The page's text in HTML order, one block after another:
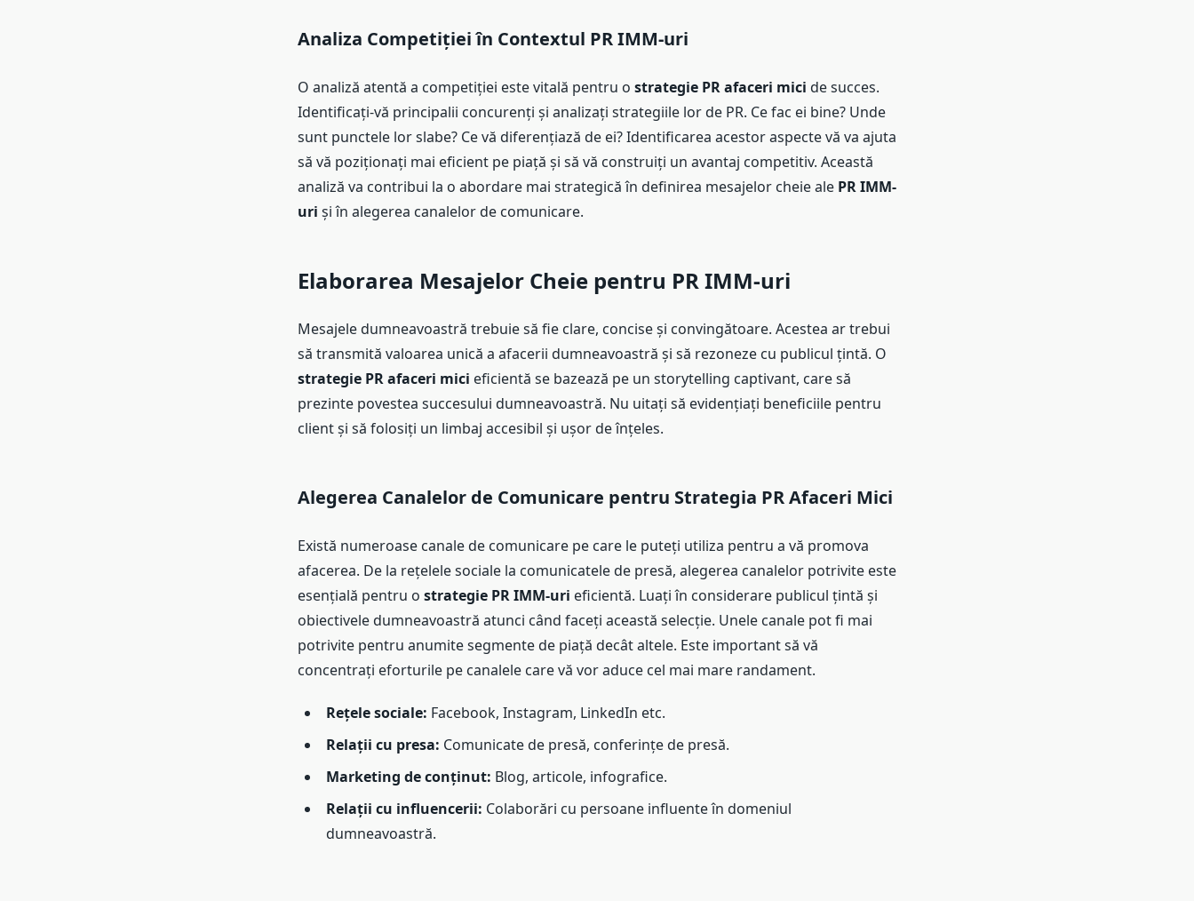
Analiza Competiției în Contextul PR IMM-uri
O analiză atentă a competiției este vitală pentru o strategie PR afaceri mici de succes.
Identificați-vă principalii concurenți și analizați strategiile lor de PR. Ce fac ei bine? Unde
sunt punctele lor slabe? Ce vă diferențiază de ei? Identificarea acestor aspecte vă va ajuta
să vă poziționați mai eficient pe piață și să vă construiți un avantaj competitiv. Această
analiză va contribui la o abordare mai strategică în definirea mesajelor cheie ale PR IMM-
uri și în alegerea canalelor de comunicare.
Elaborarea Mesajelor Cheie pentru PR IMM-uri
Mesajele dumneavoastră trebuie să fie clare, concise și convingătoare. Acestea ar trebui
să transmită valoarea unică a afacerii dumneavoastră și să rezoneze cu publicul țintă. O
strategie PR afaceri mici eficientă se bazează pe un storytelling captivant, care să
prezinte povestea succesului dumneavoastră. Nu uitați să evidențiați beneficiile pentru
client și să folosiți un limbaj accesibil și ușor de înțeles.
Alegerea Canalelor de Comunicare pentru Strategia PR Afaceri Mici
Există numeroase canale de comunicare pe care le puteți utiliza pentru a vă promova
afacerea. De la rețelele sociale la comunicatele de presă, alegerea canalelor potrivite este
esențială pentru o strategie PR IMM-uri eficientă. Luați în considerare publicul țintă și
obiectivele dumneavoastră atunci când faceți această selecție. Unele canale pot fi mai
potrivite pentru anumite segmente de piață decât altele. Este important să vă
concentrați eforturile pe canalele care vă vor aduce cel mai mare randament.
Rețele sociale: Facebook, Instagram, LinkedIn etc.
Relații cu presa: Comunicate de presă, conferințe de presă.
Marketing de conținut: Blog, articole, infografice.
Relații cu influencerii: Colaborări cu persoane influente în domeniul
dumneavoastră.